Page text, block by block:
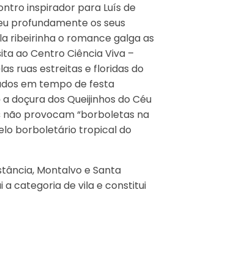
inspirador para Luís de
profundamente os seus
ribeirinha o romance galga as
ao Centro Ciência Viva –
ruas estreitas e floridas do
em tempo de festa
doçura dos Queijinhos do Céu
provocam “borboletas na
borboletário tropical do
Montalvo e Santa
a categoria de vila e constitui